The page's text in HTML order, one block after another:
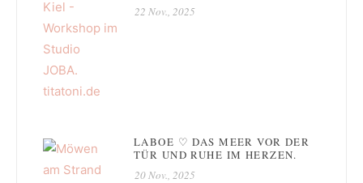
22 Nov., 2025
LABOE ♡ DAS MEER VOR DER
TÜR UND RUHE IM HERZEN.
20 Nov., 2025